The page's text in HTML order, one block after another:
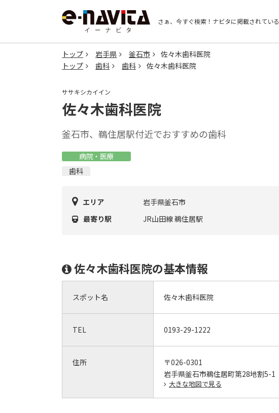
さぁ、今すぐ検索！ ナビタに掲載されている
トップ 岩手県 釜石市
佐々木歯科医院
トップ
歯科 歯科 佐々木歯科医院
ササキシカイイン
佐々木歯科医院
釜石市、鵜住居駅付近でおすすめの歯科
病院・医療
歯科
エリア
岩手県釜石市
最寄り駅
JR山田線 鵜住居駅
佐々木歯科医院の基本情報
スポット名 佐々木歯科医院
TEL 0193-29-1222
住所
〒026-0301
岩手県釜石市鵜住居町第28地割5-1
大きな地図で見る